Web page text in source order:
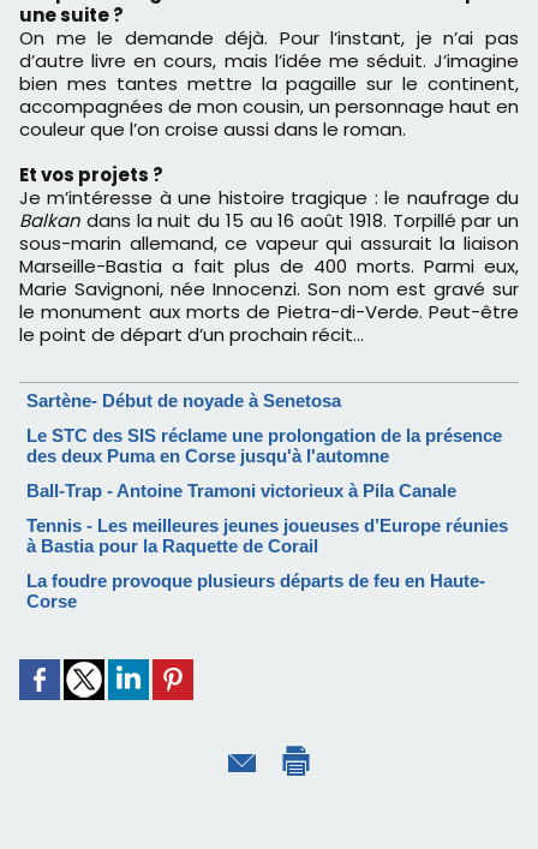
une suite ?
On me le demande déjà. Pour l’instant, je n’ai pas
d’autre livre en cours, mais l’idée me séduit. J’imagine
bien mes tantes mettre la pagaille sur le continent,
accompagnées de mon cousin, un personnage haut en
couleur que l’on croise aussi dans le roman.
Et vos projets ?
Je m’intéresse à une histoire tragique : le naufrage du
Balkan dans la nuit du 15 au 16 août 1918. Torpillé par un
sous-marin allemand, ce vapeur qui assurait la liaison
Marseille-Bastia a fait plus de 400 morts. Parmi eux,
Marie Savignoni, née Innocenzi. Son nom est gravé sur
le monument aux morts de Pietra-di-Verde. Peut-être
le point de départ d’un prochain récit…
Sartène- Début de noyade à Senetosa
Le STC des SIS réclame une prolongation de la présence
des deux Puma en Corse jusqu'à l'automne
Ball-Trap - Antoine Tramoni victorieux à Pila Canale
Tennis - Les meilleures jeunes joueuses d’Europe réunies
à Bastia pour la Raquette de Corail
La foudre provoque plusieurs départs de feu en Haute-
Corse